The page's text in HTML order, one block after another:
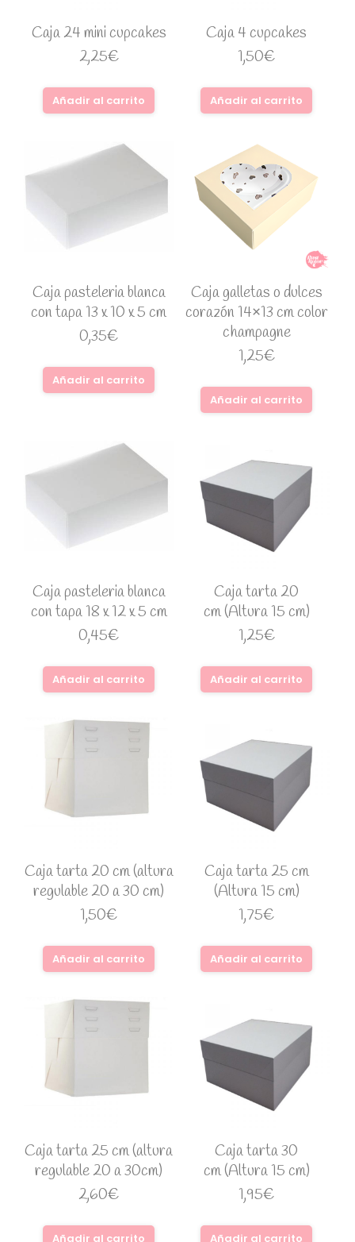
Caja 24 mini cupcakes
2,25€
Añadir al carrito
Caja 4 cupcakes
1,50€
Añadir al carrito
Caja pasteleria blanca
con tapa 13 x 10 x 5 cm
0,35€
Añadir al carrito
Caja galletas o dulces
corazón 14×13 cm color
champagne
1,25€
Añadir al carrito
Caja pasteleria blanca
con tapa 18 x 12 x 5 cm
0,45€
Añadir al carrito
Caja tarta 20
cm (Altura 15 cm)
1,25€
Añadir al carrito
Caja tarta 20 cm (altura
regulable 20 a 30 cm)
1,50€
Añadir al carrito
Caja tarta 25 cm
(Altura 15 cm)
1,75€
Añadir al carrito
Caja tarta 25 cm (altura
regulable 20 a 30cm)
2,60€
Añadir al carrito
Caja tarta 30
cm (Altura 15 cm)
1,95€
Añadir al carrito